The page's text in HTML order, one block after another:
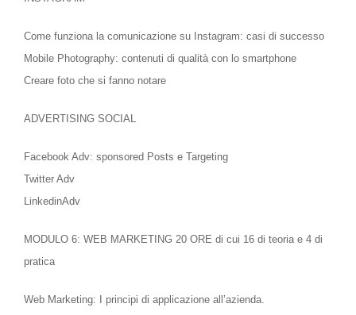
Come funziona la comunicazione su Instagram: casi di successo
Mobile Photography: contenuti di qualità con lo smartphone
Creare foto che si fanno notare
ADVERTISING SOCIAL
Facebook Adv: sponsored Posts e Targeting
Twitter Adv
LinkedinAdv
MODULO 6: WEB MARKETING 20 ORE di cui 16 di teoria e 4 di
pratica
Web Marketing: I principi di applicazione all’azienda.